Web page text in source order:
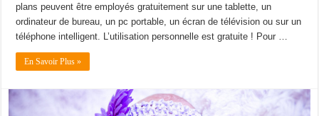
plans peuvent être employés gratuitement sur une tablette, un
ordinateur de bureau, un pc portable, un écran de télévision ou sur un
téléphone intelligent. L’utilisation personnelle est gratuite ! Pour …
En Savoir Plus »